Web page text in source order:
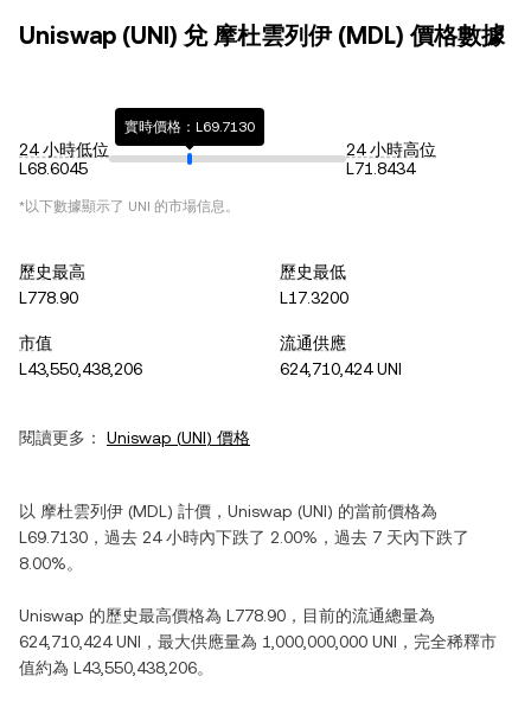
Uniswap (UNI) 兌 摩杜雲列伊 (MDL) 價格數據
24 小時低位
L68.6045
實時價格：L69.7130
24 小時高位
L71.8434
*以下數據顯示了 UNI 的市場信息。
歷史最高
L778.90
歷史最低
L17.3200
市值
L43,550,438,206
流通供應
624,710,424 UNI
閱讀更多： Uniswap (UNI) 價格
以 摩杜雲列伊 (MDL ) 計價， Uniswap (UNI) 的當前價格為
L69.7130 ，過去 24 小時內下跌了 2.00% ，過去 7 天內下跌了
8.00%。
Uniswap 的歷史最高價格為 L778.90 ，目前的流通總量為
624,710,424 UNI ，最大供應量為 1,000,000,000 UNI ，完全稀釋市
值約為 L43,550,438,206。